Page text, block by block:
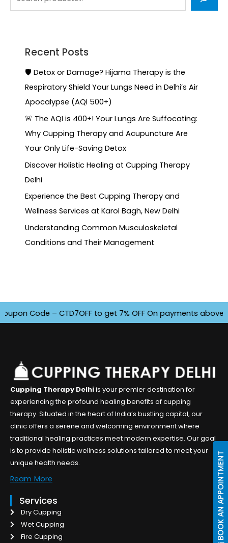
BOOK AN APPOINTMENT
Recent Posts
🛡️ Detox or Damage? Hijama Therapy is the
Respiratory Shield Your Lungs Need in Delhi’s Air
Apocalypse (AQI 500+)
🚨 The AQI is 400+! Your Lungs Are Suffocating:
Why Cupping Therapy and Acupuncture Are
Your Only Life-Saving Detox
Discover Holistic Healing at Cupping Therapy
Delhi
Experience the Best Cupping Therapy and
Wellness Services at Karol Bagh, New Delhi
Understanding Common Musculoskeletal
Conditions and Their Management
Code – CTD7OFF to get 7% OFF On payments above
Cupping Therapy Delhiis your premier destination for
experiencing the profound healing benefits of cupping
therapy. Situated in the heart of India’s bustling capital, our
clinic offers a serene and welcoming environment where
traditional healing practices meet modern expertise. Our goal
is to provide holistic wellness solutions tailored to meet your
unique health needs.
Ream More
Services
Dry Cupping
Wet Cupping
Fire Cupping